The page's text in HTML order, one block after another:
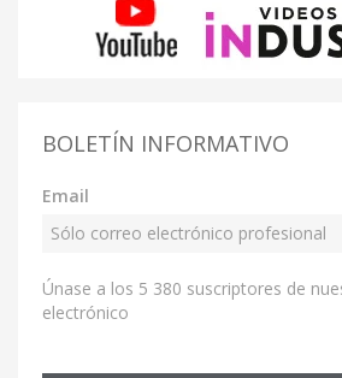
BOLETÍN INFORMATIVO
Email
Únase a los 5 380 suscriptores de
electrónico